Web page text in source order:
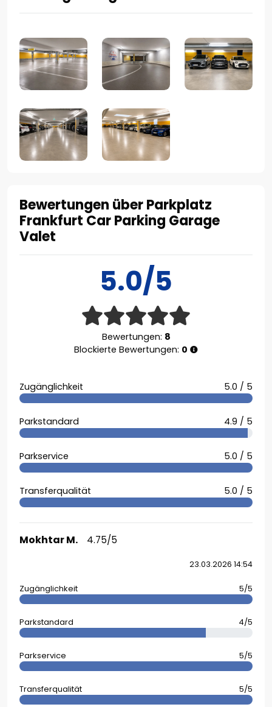
Bewertungen über Parkplatz
Frankfurt Car Parking Garage
Valet
5.0/5
Bewertungen: 8
Blockierte Bewertungen: 0
Zugänglichkeit 5.0 / 5
Parkstandard 4.9 / 5
Parkservice 5.0 / 5
Transferqualität 5.0 / 5
Mokhtar M. 4.75/5
23.03.2026 14:54
Zugänglichkeit 5/5
Parkstandard 4/5
Parkservice 5/5
Transferqualität 5/5